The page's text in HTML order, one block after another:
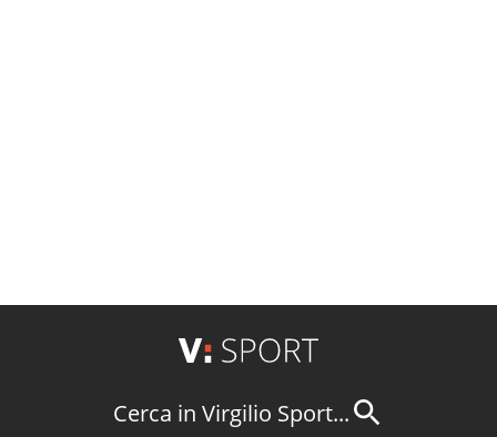
Cerca in Virgilio Sport...